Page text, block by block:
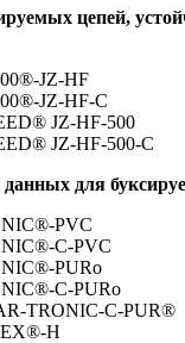
цепей,
JZ-HF
JZ-HF-C
JZ-HF-500
JZ-HF-500-C
данных для
PVC
C-PVC
PURo
C-PURo
TRONIC-C-PUR®
H